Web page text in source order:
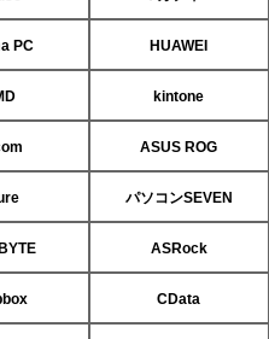
PC HUAWEI
kintone
ASUS ROG
パソコンSEVEN
ASRock
CData